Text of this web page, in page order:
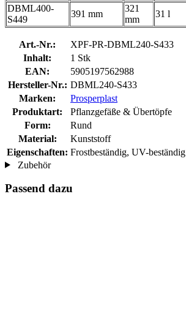
DBML400-
S449
391 mm
321
mm
31 l
Art.-Nr.:
XPF-PR-DBML240-S433
Inhalt:
1 Stk
EAN:
5905197562988
Hersteller-Nr.: DBML240-S433
Marken:
Prosperplast
Produktart:
Pflanzgefäße & Übertöpfe
Form:
Rund
Material:
Kunststoff
Eigenschaften: Frostbeständig, UV-beständig
Zubehör
Passend dazu